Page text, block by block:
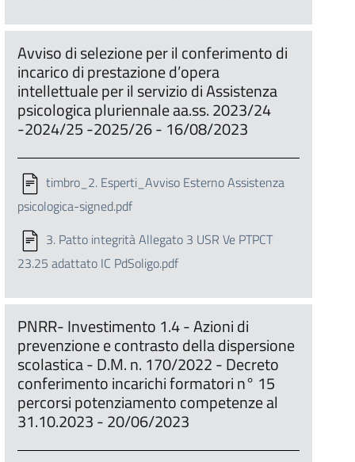
Avviso di selezione per il conferimento di
incarico di prestazione d’opera
intellettuale per il servizio di Assistenza
psicologica pluriennale aa.ss. 2023/24
-2024/25 -2025/26 - 16/08/2023
timbro_2. Esperti_Avviso Esterno Assistenza
psicologica-signed.pdf
3. Patto integrità Allegato 3 USR Ve PTPCT
23.25 adattato IC PdSoligo.pdf
PNRR- Investimento 1.4 - Azioni di
prevenzione e contrasto della dispersione
scolastica - D.M. n. 170/2022 - Decreto
conferimento incarichi formatori n° 15
percorsi potenziamento competenze al
31.10.2023 - 20/06/2023